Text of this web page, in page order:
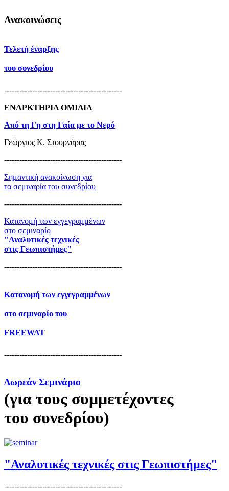
Ανακοινώσεις
Τελετή έναρξης
του συνεδρίου
----------------------------------------------
ΕΝΑΡΚΤΗΡΙΑ ΟΜΙΛΙΑ
Από τη Γη στη Γαία με το Νερό
Γεώργιος Κ. Στουρνάρας
----------------------------------------------
Σημαντική ανακοίνωση για
τα σεμιναρία του συνεδρίου
----------------------------------------------
Κατανομή των εγγεγραμμένων
στο σεμιναρίο
"Αναλυτικές τεχνικές
στις Γεωπιστήμες"
----------------------------------------------
Κατανομή των εγγεγραμμένων
στο σεμιναρίο του
FREEWAT
----------------------------------------------
Δωρεάν Σεμινάριο
(για τους συμμετέχοντες
του συνεδρίου)
"Αναλυτικές τεχνικές στις Γεωπιστήμες"
----------------------------------------------